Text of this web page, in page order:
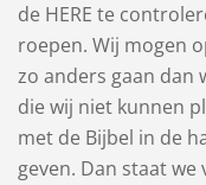
de HERE te
roepen. Wij mogen
zo anders gaan dan
die wij niet kunnen
met de Bijbel in de
geven. Dan staat we